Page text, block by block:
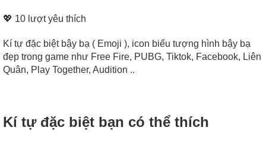
💖 10 lượt yêu thích
Kí tự đặc biệt bậy bạ ( Emoji ), icon biểu tượng hình bậy bạ
đẹp trong game như Free Fire, PUBG, Tiktok, Facebook, Liên
Quân, Play Together, Audition ..
Kí tự đặc biệt bạn có thể thích